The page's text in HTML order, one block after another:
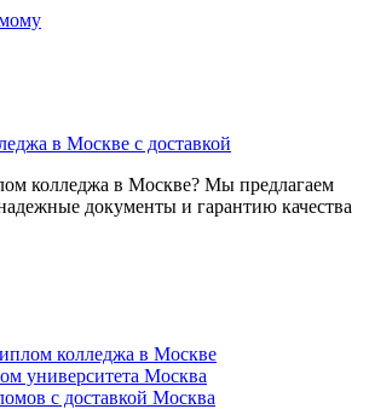
в Москве с доставкой
колледжа в Москве? Мы предлагаем
документы и гарантию качества
колледжа в Москве
университета Москва
с доставкой Москва